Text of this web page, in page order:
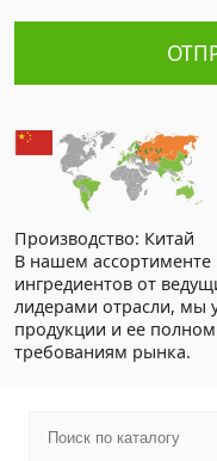
Производство: Китай
В нашем ассортименте
ингредиентов от
лидерами отрасли, мы
продукции и ее
требованиям рынка.